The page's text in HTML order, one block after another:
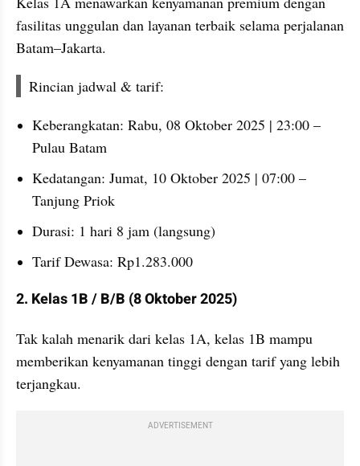
fasilitas unggulan dan layanan terbaik selama perjalanan
Batam–Jakarta.
Rincian jadwal & tarif:
Keberangkatan: Rabu, 08 Oktober 2025 | 23:00 –
Pulau Batam
Kedatangan: Jumat, 10 Oktober 2025 | 07:00 –
Tanjung Priok
Durasi: 1 hari 8 jam (langsung)
Tarif Dewasa: Rp1.283.000
2. Kelas 1B / B/B (8 Oktober 2025)
Tak kalah menarik dari kelas 1A, kelas 1B mampu
memberikan kenyamanan tinggi dengan tarif yang lebih
terjangkau.
ADVERTISEMENT